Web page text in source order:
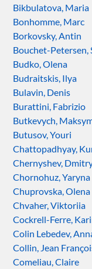
Bikbulatova, Maria
Bonhomme, Marc
Borkovsky, Antin
Bouchet-Petersen,
Budko, Olena
Budraitskis, Ilya
Bulavin, Denis
Burattini, Fabrizio
Butkevych,
Butusov, Youri
Chattopadhyay,
Chernyshev,
Chornohuz, Yaryna
Chuprovska, Olena
Chvaher, Viktoriia
Cockrell-Ferre,
Colin Lebedev,
Collin, Jean
Comeliau, Claire